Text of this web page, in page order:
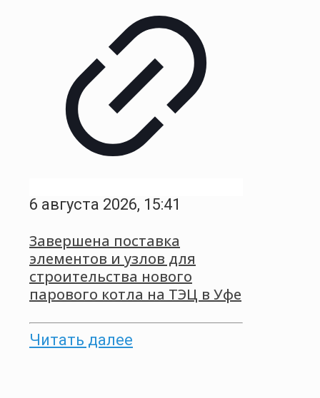
6 августа 2026, 15:41
Завершена поставка
элементов и узлов для
строительства нового
парового котла на ТЭЦ в Уфе
Читать далее